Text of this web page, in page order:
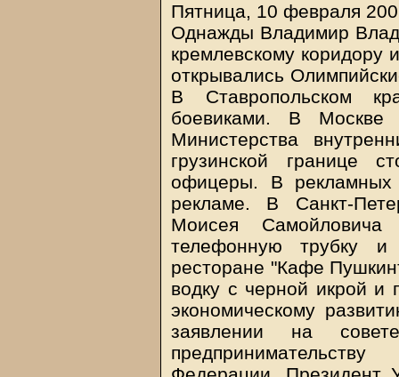
Пятница, 10 февраля
Однажды Владимир
кремлевскому коридору
открывались
В Ставропольском
боевиками. В Москве
Министерства
грузинской границе
офицеры. В рекламных
рекламе. В Санкт-
Моисея
телефонную трубку и
ресторане "Кафе
водку с черной икрой и
экономическому
заявлении на